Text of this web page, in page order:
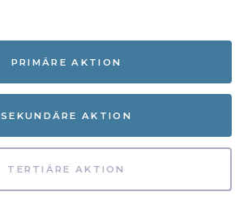
PRIMÄRE AKTION
SEKUNDÄRE AKTION
TERTIÄRE AKTION